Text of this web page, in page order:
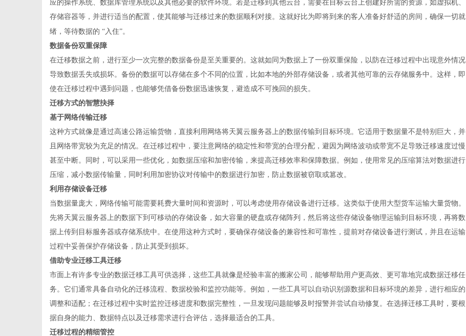
应的操作系统、数据库管理系统以及其他必要的软件环境。若是迁移到其他云台，需要在目标云台上创建好所需的资源，如虚拟机、
存储容器等，并进行适当的配置，使其能够与迁移过来的数据顺利对接。这就好比为即将到来的客人准备好舒适的房间，确保一切就
绪，等待数据的 “入住”。
数据备份双重保障
在迁移数据之前，进行至少一次完整的数据备份是至关重要的。这就如同为数据上了一份双重保险，以防在迁移过程中出现意外情况
导致数据丢失或损坏。备份的数据可以存储在多个不同的位置，比如本地的外部存储设备，或者其他可靠的云存储服务中。这样，即
使在迁移过程中遇到问题，也能够凭借备份数据迅速恢复，避造成不可挽回的损失。
迁移方式的智慧抉择
基于网络传输迁移
这种方式就像是通过高速公路运输货物，直接利用网络将天翼云服务器上的数据传输到目标环境。它适用于数据量不是特别巨大，并
且网络带宽较为充足的情况。在迁移过程中，要注意网络的稳定性和带宽的合理分配，避因为网络波动或带宽不足导致迁移速度过慢
甚至中断。同时，可以采用一些优化，如数据压缩和加密传输，来提高迁移效率和保障数据。例如，使用常见的压缩算法对数据进行
压缩，减小数据传输量，同时利用加密协议对传输中的数据进行加密，防止数据被窃取或篡改。
利用存储设备迁移
当数据量庞大，网络传输可能需要耗费大量时间和资源时，可以考虑使用存储设备进行迁移。这类似于使用大型货车运输大量货物。
先将天翼云服务器上的数据下到可移动的存储设备，如大容量的硬盘或存储阵列，然后将这些存储设备物理运输到目标环境，再将数
据上传到目标服务器或存储系统中。在使用这种方式时，要确保存储设备的兼容性和可靠性，提前对存储设备进行测试，并且在运输
过程中妥善保护存储设备，防止其受到损坏。
借助专业迁移工具迁移
市面上有许多专业的数据迁移工具可供选择，这些工具就像是经验丰富的搬家公司，能够帮助用户更高效、更可靠地完成数据迁移任
务。它们通常具备自动化的迁移流程、数据校验和监控功能等。例如，一些工具可以自动识别源数据和目标环境的差异，进行相应的
调整和适配；在迁移过程中实时监控迁移进度和数据完整性，一旦发现问题能够及时报警并尝试自动修复。在选择迁移工具时，要根
据自身的能力、数据特点以及迁移需求进行合评估，选择最适合的工具。
迁移过程的精细管控